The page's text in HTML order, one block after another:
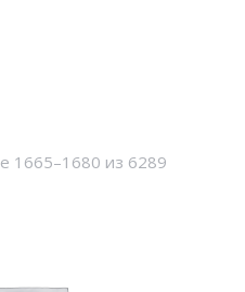
1665–1680 из 6289